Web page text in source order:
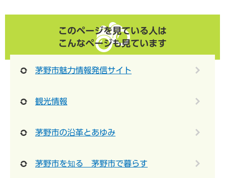
このページを見ている人は
こんなページも見ています
茅野市魅力情報発信サイト
観光情報
茅野市の沿革とあゆみ
茅野市を知る 茅野市で暮らす